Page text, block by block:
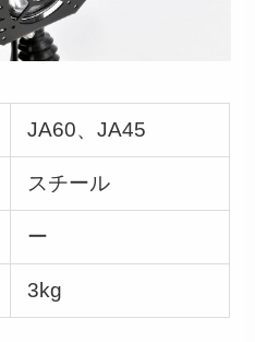
JA60、JA45
スチール
ー
3kg